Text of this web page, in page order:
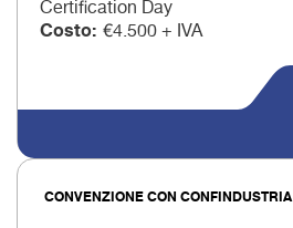
Certification Day
Costo €4.500 + IVA
CONVENZIONE CON